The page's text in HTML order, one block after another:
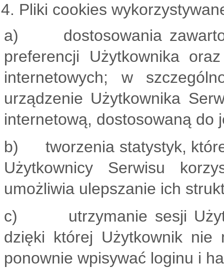
Pliki cookies
a) dostosowania
preferencji Użytkownika
internetowych; w
urządzenie Użytkownika
internetową, dostosowaną do
b) tworzenia statystyk, które
Użytkownicy Serwisu
umożliwia ulepszanie ich
c) utrzymanie sesji
dzięki której Użytkownik nie
ponownie wpisywać loginu i